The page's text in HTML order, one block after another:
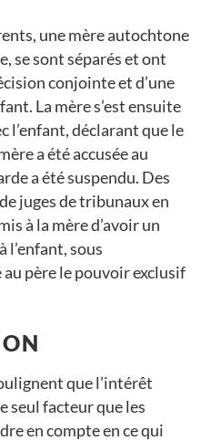
une mère autochtone
se sont séparés et ont
conjointe et d’une
La mère s’est ensuite
l’enfant, déclarant que le
a été accusée au
a été suspendu. Des
juges de tribunaux en
à la mère d’avoir un
sous
père le pouvoir exclusif
que l’intérêt
seul facteur que les
en compte en ce qui